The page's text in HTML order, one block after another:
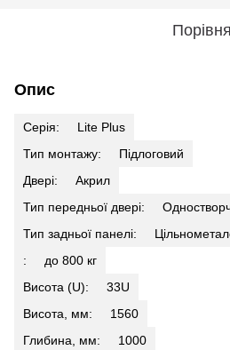
Опис
Серія:
Lite Plus
Тип монтажу:
Підлоговий
Двері:
Акрил
Тип передньої двері:
Тип задньої панелі:
:
до 800 кг
Висота (U):
33U
Висота, мм:
1560
Глибина, мм:
1000